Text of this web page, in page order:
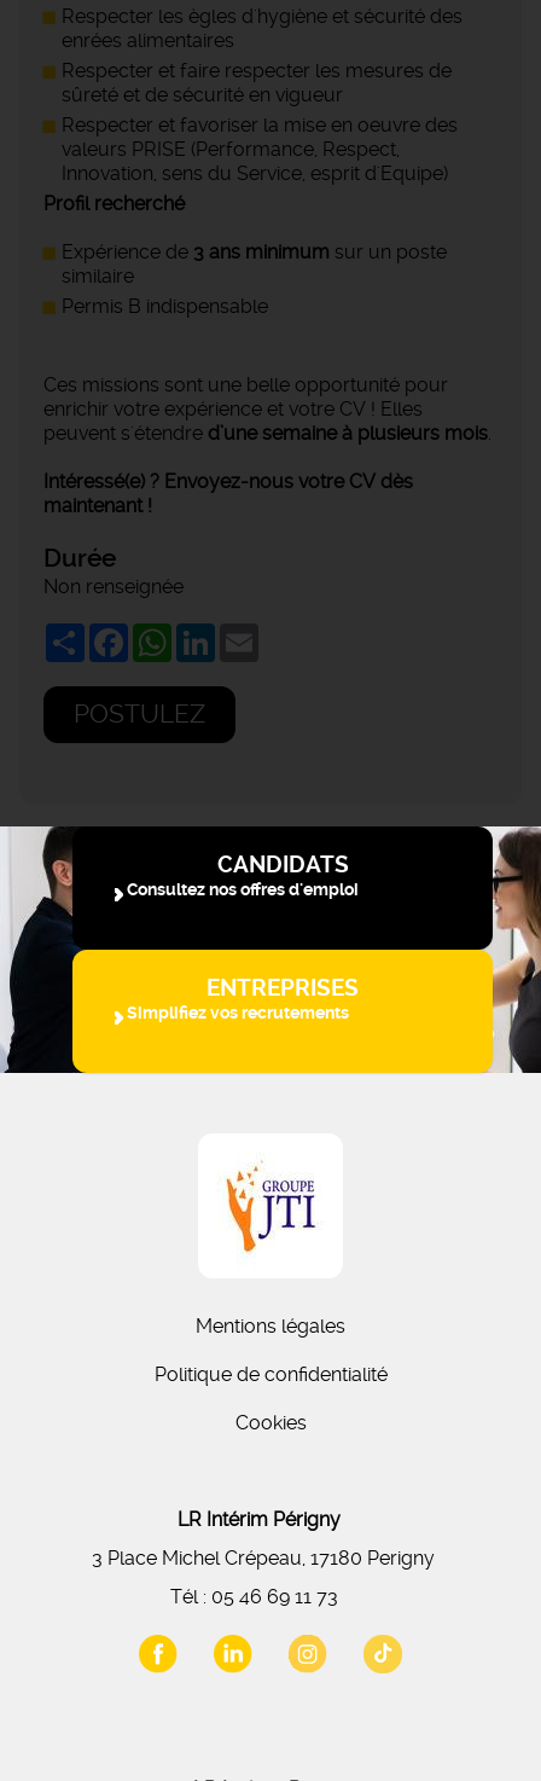
Respecter les ègles d'hygiène et sécurité des
enrées alimentaires
Respecter et faire respecter les mesures de
sûreté et de sécurité en vigueur
Respecter et favoriser la mise en oeuvre des
valeurs PRISE (Performance, Respect,
Innovation, sens du Service, esprit d'Equipe)
Profil recherché
Expérience de 3 ans minimum sur un poste
similaire
Permis B indispensable
Ces missions sont une belle opportunité pour
enrichir votre expérience et votre CV ! Elles
peuvent s'étendre d’une semaine à plusieurs mois.
Intéressé(e) ? Envoyez-nous votre CV dès
maintenant !
Durée
Non renseignée
ShareFacebookWhatsApp
LinkedIn
POSTULEZ
CANDIDATS
Consultez nos offres d'emploi
ENTREPRISES
Simplifiez vos recrutements
Mentions légales
Politique de confidentialité
Cookies
LR Intérim Périgny
3 Place Michel Crépeau, 17180 Perigny
Tél : 05 46 69 11 73